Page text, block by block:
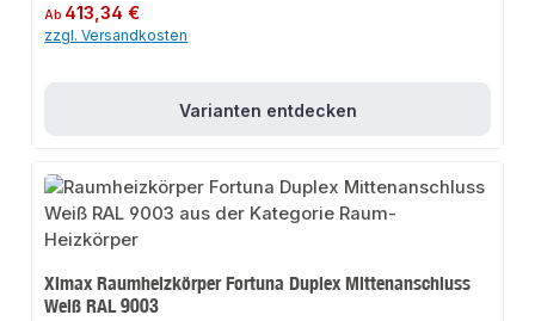
verschiedene Heizsysteme an. Das robuste Design und die einfache Montage
machen dieses Produkt zu einer zuverlässigen Wahl für jede
Installation.EigenschaftenElegantes Design mit glatter OberflächeHohe
EuropeAnwendungsbereicheWohnräumeBürosGewerbliche
Regulärer Preis:
Ab 413,34 €
zzgl. Versandkosten
Varianten entdecken
Ximax Raumheizkörper Fortuna Duplex Mittenanschluss
Weiß RAL 9003